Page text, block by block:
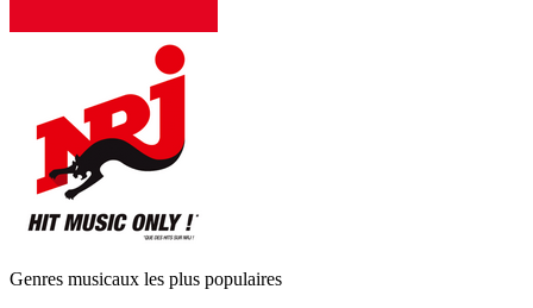
Genres musicaux les plus populaires